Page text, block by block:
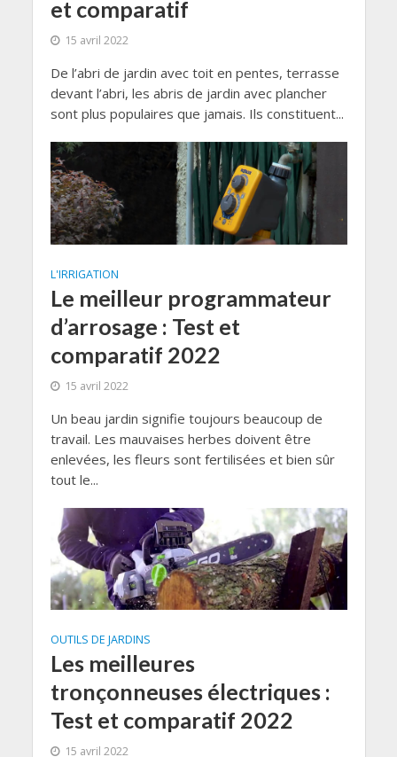
et comparatif
15 avril 2022
De l’abri de jardin avec toit en pentes, terrasse
devant l’abri, les abris de jardin avec plancher
sont plus populaires que jamais. Ils constituent...
L'IRRIGATION
Le meilleur programmateur
d’arrosage : Test et
comparatif 2022
15 avril 2022
Un beau jardin signifie toujours beaucoup de
travail. Les mauvaises herbes doivent être
enlevées, les fleurs sont fertilisées et bien sûr
tout le...
OUTILS DE JARDINS
Les meilleures
tronçonneuses électriques :
Test et comparatif 2022
15 avril 2022